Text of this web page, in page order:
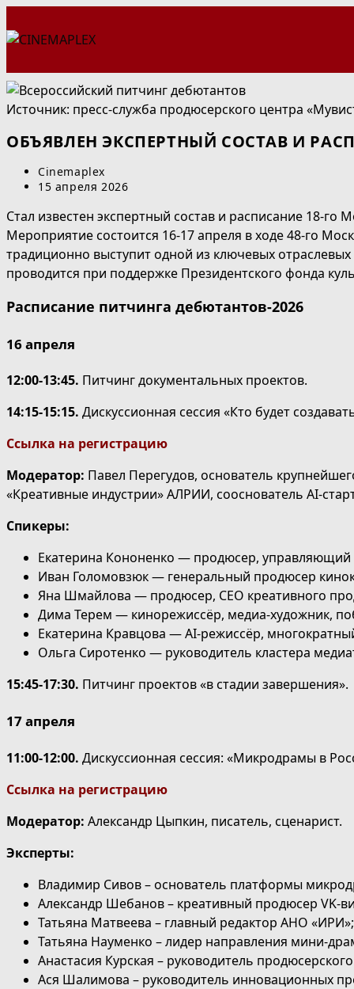
к
Источник: пресс-служба продюсерского центра
ОБЪЯВЛЕН ЭКСПЕРТНЫЙ СОСТАВ И
Автор
записи:
Cinemaplex
Запись
15 апреля 2026
Стал известен экспертный состав и расписание 18-го
Мероприятие состоится 16-17 апреля в ходе 48-го
традиционно выступит одной из ключевых
проводится при поддержке Президентского фонда
Расписание питчинга дебютантов-2026
16 апреля
12:00-13:45. Питчинг документальных проектов.
14:15-15:15. Дискуссионная сессия «Кто будет
Ссылка на регистрацию
Модератор: Павел Перегудов, основатель
«Креативные индустрии» АЛРИИ, сооснователь AI-
Спикеры:
Екатерина Кононенко — продюсер,
Иван Голомовзюк — генеральный продюсер
Яна Шмайлова — продюсер, CEO креативного
Дима Терем — кинорежиссёр, медиа-художник,
Екатерина Кравцова — AI-режиссёр,
Ольга Сиротенко — руководитель кластера
15:45-17:30. Питчинг проектов «в стадии завершения».
17 апреля
11:00-12:00. Дискуссионная сессия: «Микродрамы в
Ссылка на регистрацию
Модератор: Александр Цыпкин, писатель, сценарист.
Эксперты:
Владимир Сивов – основатель платформы
Александр Шебанов – креативный продюсер VK-
Татьяна Матвеева – главный редактор АНО «ИРИ»;
Татьяна Науменко – лидер направления мини-
Анастасия Курская – руководитель
Ася Шалимова – руководитель инновационных